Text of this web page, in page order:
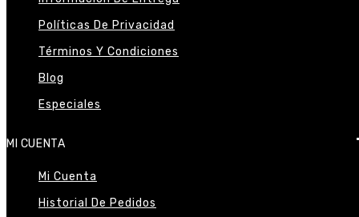
Políticas De Privacidad
Términos Y Condiciones
Blog
Especiales
MI CUENTA
Mi Cuenta
Historial De Pedidos